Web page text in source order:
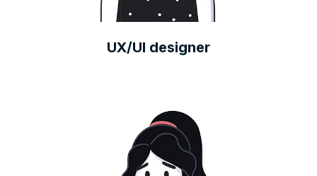
UX/UI designer